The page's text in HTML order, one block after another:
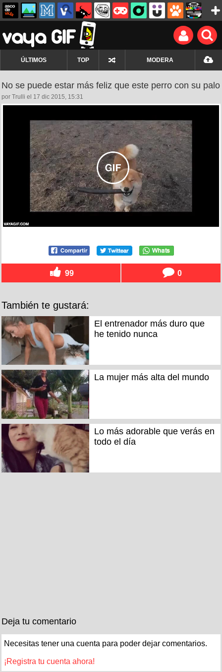
ÚLTIMOS TOP MODERA
No se puede estar más feliz que este perro con su palo
por Trulli el 17 dic 2015, 15:31
99 0
También te gustará:
El entrenador más duro que
he tenido nunca
La mujer más alta del mundo
Lo más adorable que verás en
todo el día
Deja tu comentario
Necesitas tener una cuenta para poder dejar comentarios.
¡Registra tu cuenta ahora!